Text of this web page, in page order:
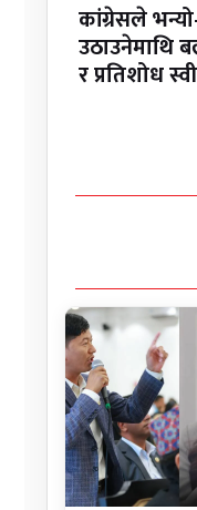
कांग्रेसले
उठाउनेमाथि
र प्रतिशोध